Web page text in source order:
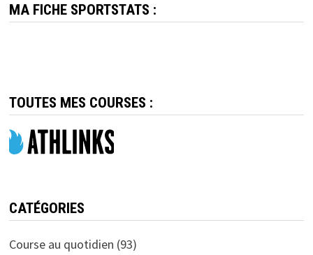
MA FICHE SPORTSTATS :
TOUTES MES COURSES :
CATÉGORIES
Course au quotidien (93)